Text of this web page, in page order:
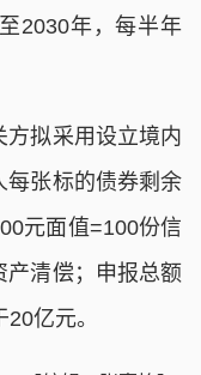
2030年，每半年
拟采用设立境内
每张标的债券剩余
元面值=100份信
产清偿；申报总额
亿元。